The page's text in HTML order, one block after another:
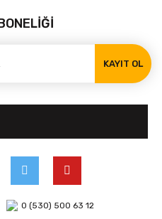
KAYIT OL
0 (530) 500 63 12